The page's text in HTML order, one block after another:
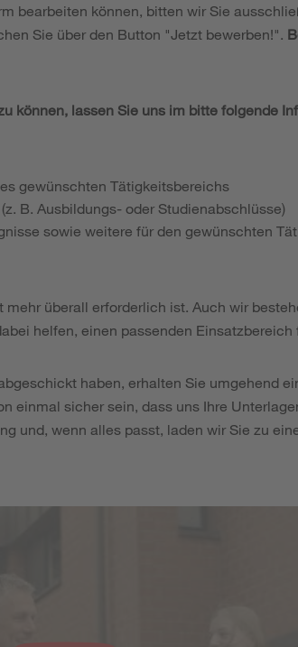
bearbeiten können, bitten wir Sie
Sie über den Button "Jetzt bewerben!".
können, lassen Sie uns im bitte folgende
gewünschten Tätigkeitsbereichs
B. Ausbildungs- oder Studienabschlüsse)
sowie weitere für den gewünschten
überall erforderlich ist. Auch wir
helfen, einen passenden Einsatzbereich
haben, erhalten Sie umgehend
einmal sicher sein, dass uns Ihre
und, wenn alles passt, laden wir Sie zu